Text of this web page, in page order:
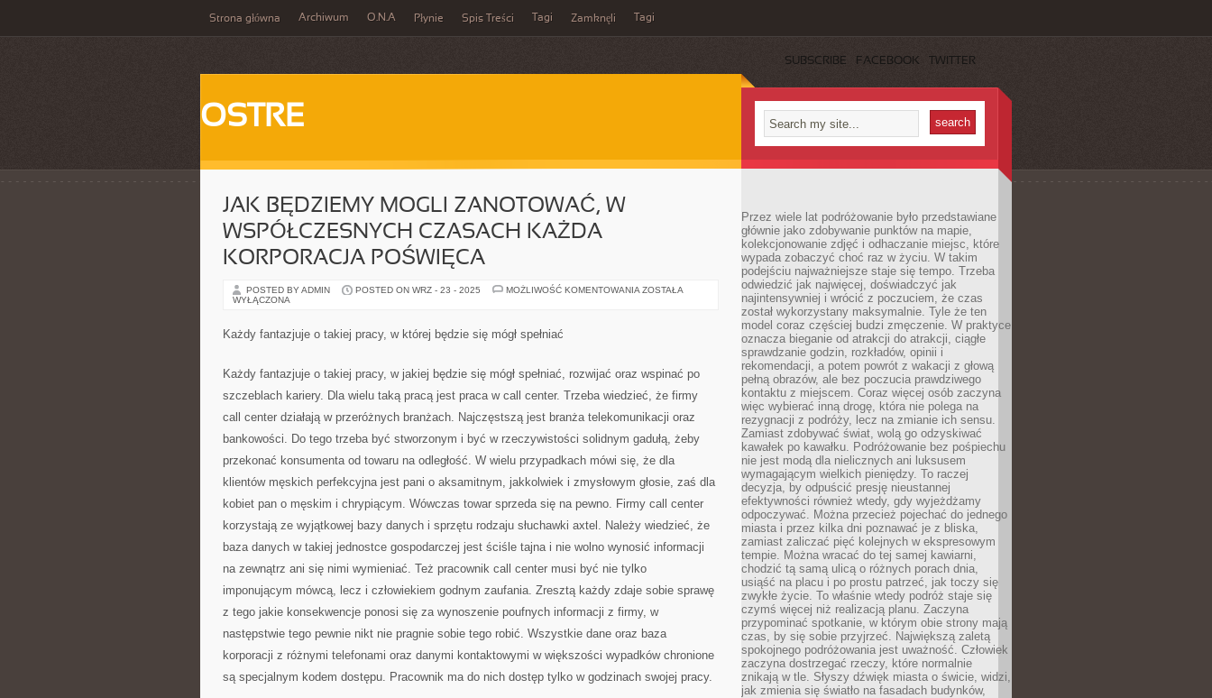
Strona główna Archiwum O.N.A Płynie Spis Treści Tagi Zamknęli Tagi
SUBSCRIBE FACEBOOK TWITTER
OSTRE
JAK BĘDZIEMY MOGLI ZANOTOWAĆ, W
WSPÓŁCZESNYCH CZASACH KAŻDA
KORPORACJA POŚWIĘCA
POSTED BY ADMIN POSTED ON WRZ - 23 - 2025 MOŻLIWOŚĆ KOMENTOWANIA JAK
KORPORACJA
POŚWIĘCA
ZOSTAŁA
WYŁĄCZONA
Każdy fantazjuje o takiej pracy, w której będzie się mógł spełniać
Każdy fantazjuje o takiej pracy, w jakiej będzie się mógł spełniać, rozwijać oraz wspinać po
szczeblach kariery. Dla wielu taką pracą jest praca w call center. Trzeba wiedzieć, że firmy
call center działają w przeróżnych branżach. Najczęstszą jest branża telekomunikacji oraz
bankowości. Do tego trzeba być stworzonym i być w rzeczywistości solidnym gadułą, żeby
przekonać konsumenta od towaru na odległość. W wielu przypadkach mówi się, że dla
klientów męskich perfekcyjna jest pani o aksamitnym, jakkolwiek i zmysłowym głosie, zaś dla
kobiet pan o męskim i chrypiącym. Wówczas towar sprzeda się na pewno. Firmy call center
korzystają ze wyjątkowej bazy danych i sprzętu rodzaju słuchawki axtel. Należy wiedzieć, że
baza danych w takiej jednostce gospodarczej jest ściśle tajna i nie wolno wynosić informacji
na zewnątrz ani się nimi wymieniać. Też pracownik call center musi być nie tylko
imponującym mówcą, lecz i człowiekiem godnym zaufania. Zresztą każdy zdaje sobie sprawę
z tego jakie konsekwencje ponosi się za wynoszenie poufnych informacji z firmy, w
następstwie tego pewnie nikt nie pragnie sobie tego robić. Wszystkie dane oraz baza
korporacji z różnymi telefonami oraz danymi kontaktowymi w większości wypadków chronione
są specjalnym kodem dostępu. Pracownik ma do nich dostęp tylko w godzinach swojej pracy.
Przez wiele lat podróżowanie było przedstawiane
głównie jako zdobywanie punktów na mapie,
kolekcjonowanie zdjęć i odhaczanie miejsc, które
wypada zobaczyć choć raz w życiu. W takim
podejściu najważniejsze staje się tempo. Trzeba
odwiedzić jak najwięcej, doświadczyć jak
najintensywniej i wrócić z poczuciem, że czas
został wykorzystany maksymalnie. Tyle że ten
model coraz częściej budzi zmęczenie. W praktyce
oznacza bieganie od atrakcji do atrakcji, ciągłe
sprawdzanie godzin, rozkładów, opinii i
rekomendacji, a potem powrót z wakacji z głową
pełną obrazów, ale bez poczucia prawdziwego
kontaktu z miejscem. Coraz więcej osób zaczyna
więc wybierać inną drogę, która nie polega na
rezygnacji z podróży, lecz na zmianie ich sensu.
Zamiast zdobywać świat, wolą go odzyskiwać
kawałek po kawałku. Podróżowanie bez pośpiechu
nie jest modą dla nielicznych ani luksusem
wymagającym wielkich pieniędzy. To raczej
decyzja, by odpuścić presję nieustannej
efektywności również wtedy, gdy wyjeżdżamy
odpoczywać. Można przecież pojechać do jednego
miasta i przez kilka dni poznawać je z bliska,
zamiast zaliczać pięć kolejnych w ekspresowym
tempie. Można wracać do tej samej kawiarni,
chodzić tą samą ulicą o różnych porach dnia,
usiąść na placu i po prostu patrzeć, jak toczy się
zwykłe życie. To właśnie wtedy podróż staje się
czymś więcej niż realizacją planu. Zaczyna
przypominać spotkanie, w którym obie strony mają
czas, by się sobie przyjrzeć. Największą zaletą
spokojnego podróżowania jest uważność. Człowiek
zaczyna dostrzegać rzeczy, które normalnie
znikają w tle. Słyszy dźwięk miasta o świcie, widzi,
jak zmienia się światło na fasadach budynków,